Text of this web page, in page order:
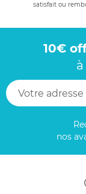
satisfait ou
10€
nos